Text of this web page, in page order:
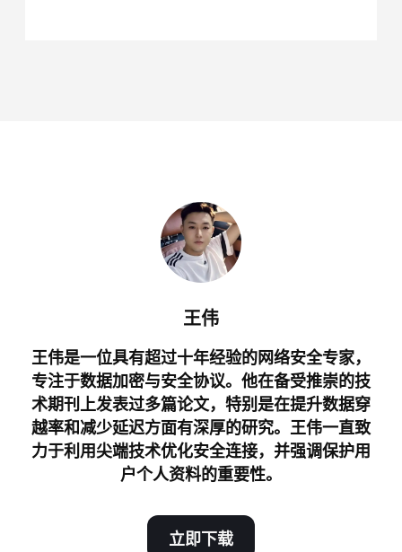
王伟
王伟是一位具有超过十年经验的网络安全专家，
专注于数据加密与安全协议。他在备受推崇的技
术期刊上发表过多篇论文，特别是在提升数据穿
越率和减少延迟方面有深厚的研究。王伟一直致
力于利用尖端技术优化安全连接，并强调保护用
户个人资料的重要性。
立即下载